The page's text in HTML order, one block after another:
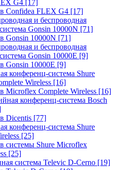
G4 [17]
Confidea FLEX G4 [17]
и беспроводная
Gonsin 10000N [71]
Gonsin 10000N [71]
и беспроводная
Gonsin 10000E [9]
Gonsin 10000E [9]
конференц-система Shure
Wireless [16]
Microflex Complete Wireless [16]
конференц-система Bosch
Dicentis [77]
конференц-система Shure
[25]
системы Shure Microflex
[25]
система Televic D-Cerno [19]